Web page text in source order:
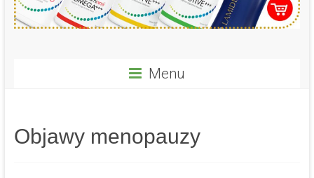
Menu
Objawy menopauzy